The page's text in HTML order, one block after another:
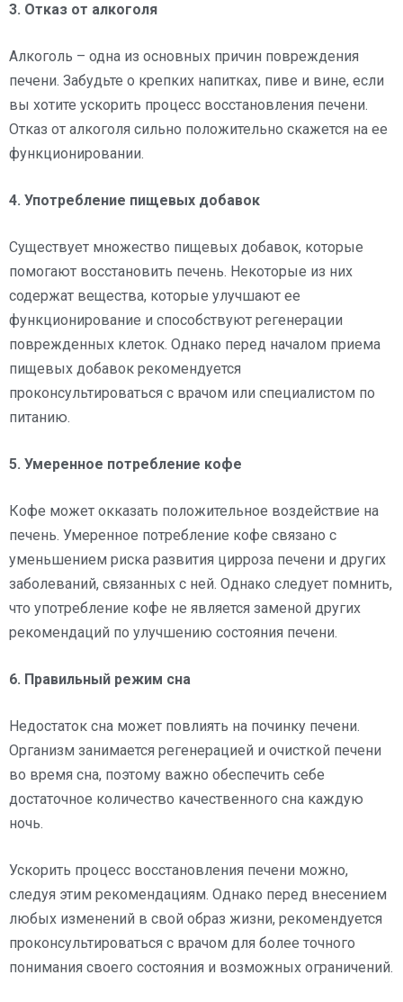
3. Отказ от алкоголя
Алкоголь – одна из основных причин повреждения
печени. Забудьте о крепких напитках, пиве и вине, если
вы хотите ускорить процесс восстановления печени.
Отказ от алкоголя сильно положительно скажется на ее
функционировании.
4. Употребление пищевых добавок
Существует множество пищевых добавок, которые
помогают восстановить печень. Некоторые из них
содержат вещества, которые улучшают ее
функционирование и способствуют регенерации
поврежденных клеток. Однако перед началом приема
пищевых добавок рекомендуется
проконсультироваться с врачом или специалистом по
питанию.
5. Умеренное потребление кофе
Кофе может окказать положительное воздействие на
печень. Умеренное потребление кофе связано с
уменьшением риска развития цирроза печени и других
заболеваний, связанных с ней. Однако следует помнить,
что употребление кофе не является заменой других
рекомендаций по улучшению состояния печени.
6. Правильный режим сна
Недостаток сна может повлиять на починку печени.
Организм занимается регенерацией и очисткой печени
во время сна, поэтому важно обеспечить себе
достаточное количество качественного сна каждую
ночь.
Ускорить процесс восстановления печени можно,
следуя этим рекомендациям. Однако перед внесением
любых изменений в свой образ жизни, рекомендуется
проконсультироваться с врачом для более точного
понимания своего состояния и возможных ограничений.